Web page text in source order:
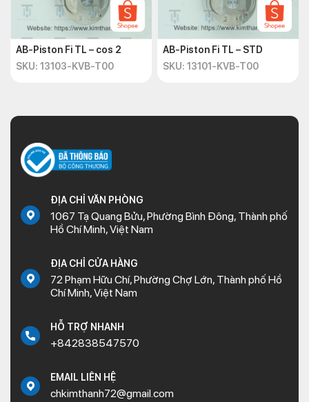
AB-Piston Fi TL – cos 2
SKU: 13103-KVB-T00
AB-Piston Fi TL – STD
SKU: 13101-KVB-T00
ĐỊA CHỈ VĂN PHÒNG
1067 Tạ Quang Bửu, Phường Bình Đông, Thành phố
Hồ Chí Minh, Việt Nam
ĐỊA CHỈ CỬA HÀNG
72 Phạm Hữu Chí, Phường Chợ Lớn, Thành phố Hồ
Chí Minh, Việt Nam
HỖ TRỢ NHANH
+842838547570
EMAIL LIÊN HỆ
chkimthanh72@gmail.com